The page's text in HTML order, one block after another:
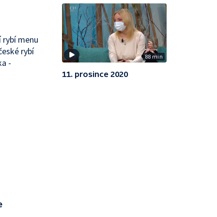
menu
rybí
-
88 min
11. prosince 2020